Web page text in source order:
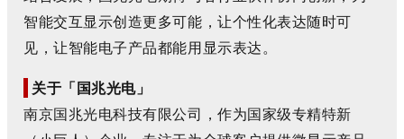
智能交互显示创造更多可能，让个性化表达随时可
见，让智能电子产品都能用显示表达。
关于「国兆光电」
南京国兆光电科技有限公司，作为国家级专精特新